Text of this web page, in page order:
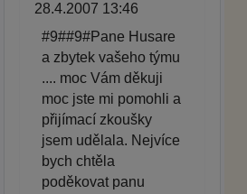
28.4.2007 13:46
#9##9#Pane Husare
a zbytek vašeho týmu
.... moc Vám děkuji
moc jste mi pomohli a
přijímací zkoušky
jsem udělala. Nejvíce
bych chtěla
poděkovat panu